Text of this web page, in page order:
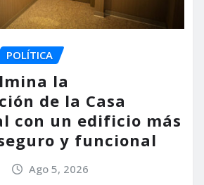
POLÍTICA
la
de la Casa
con un edificio más
y funcional
Ago 5, 2026